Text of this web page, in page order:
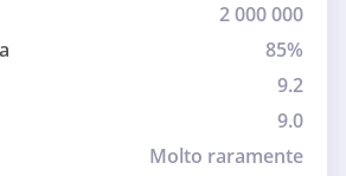
2 000 000
85%
9.2
9.0
Molto raramente